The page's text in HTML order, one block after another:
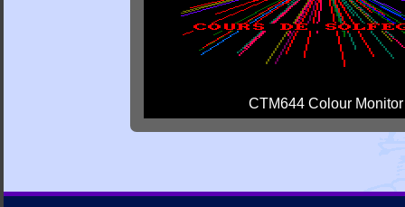
CTM644 Colour Monitor